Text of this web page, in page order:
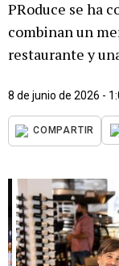
PRoduce se ha
combinan un
restaurante y
8 de junio de 2026 -
COMPARTIR